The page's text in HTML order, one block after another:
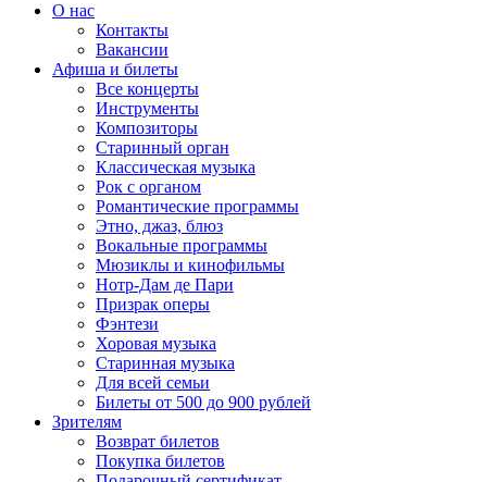
О нас
Контакты
Вакансии
Афиша и билеты
Все концерты
Инструменты
Композиторы
Старинный орган
Классическая музыка
Рок с органом
Романтические программы
Этно, джаз, блюз
Вокальные программы
Мюзиклы и кинофильмы
Нотр-Дам де Пари
Призрак оперы
Фэнтези
Хоровая музыка
Старинная музыка
Для всей семьи
Билеты от 500 до 900 рублей
Зрителям
Возврат билетов
Покупка билетов